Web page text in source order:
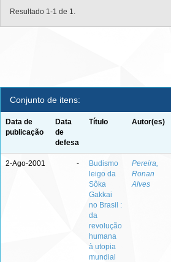
Resultado 1-1 de 1.
Conjunto de itens:
Data de
publicação
Data
de
defesa
Título Autor(es)
2-Ago-2001 -
Budismo
leigo da
Sôka
Gakkai
no Brasil :
da
revolução
humana
à utopia
mundial
Pereira,
Ronan
Alves